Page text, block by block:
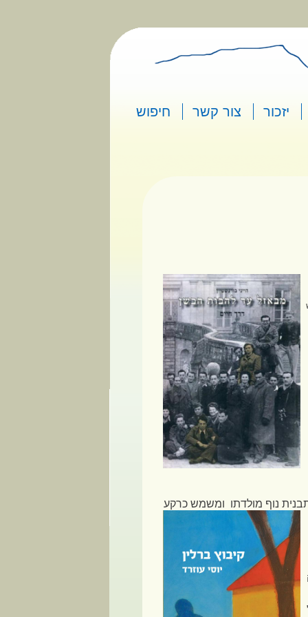
יזכור צור קשר חיפוש
נוף מולדתו ומשמש כרקע